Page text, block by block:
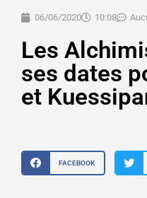
06/06/2020 10:08
Les
ses dates
et
FACEBOOK